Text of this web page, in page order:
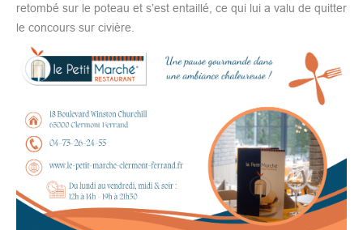
retombé sur le poteau et s’est entaillé, ce qui lui a valu de quitter
le concours sur civière.